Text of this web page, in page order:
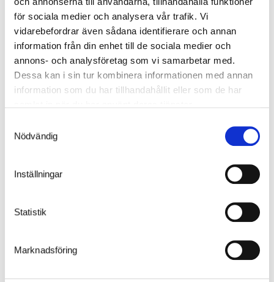
för sociala medier och analysera vår trafik. Vi
vidarebefordrar även sådana identifierare och annan
information från din enhet till de sociala medier och
annons- och analysföretag som vi samarbetar med.
Dessa kan i sin tur kombinera informationen med annan
information som du har tillhandahållit eller som de har
Nödvändig
Inställningar
Statistik
Marknadsföring
Tilvalg
Rygerummet Oktagon har en integreret belysning i kuplen, også